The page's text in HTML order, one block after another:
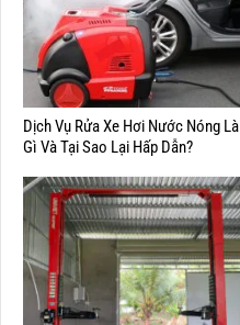
Dịch Vụ Rửa Xe Hơi Nước Nóng Là
Gì Và Tại Sao Lại Hấp Dẫn?